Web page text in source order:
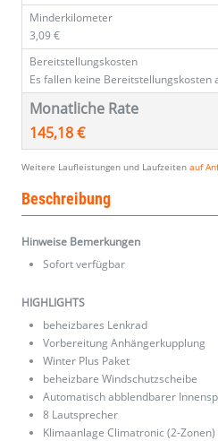
Minderkilometer
3,09 €
Bereitstellungskosten
Es fallen keine Bereitstellungskosten
Monatliche Rate
145,18 €
Weitere Laufleistungen und Laufzeiten auf
Beschreibung
Hinweise Bemerkungen
Sofort verfügbar
HIGHLIGHTS
beheizbares Lenkrad
Vorbereitung Anhängerkupplung
Winter Plus Paket
beheizbare Windschutzscheibe
Automatisch abblendbarer
8 Lautsprecher
Klimaanlage Climatronic (2-